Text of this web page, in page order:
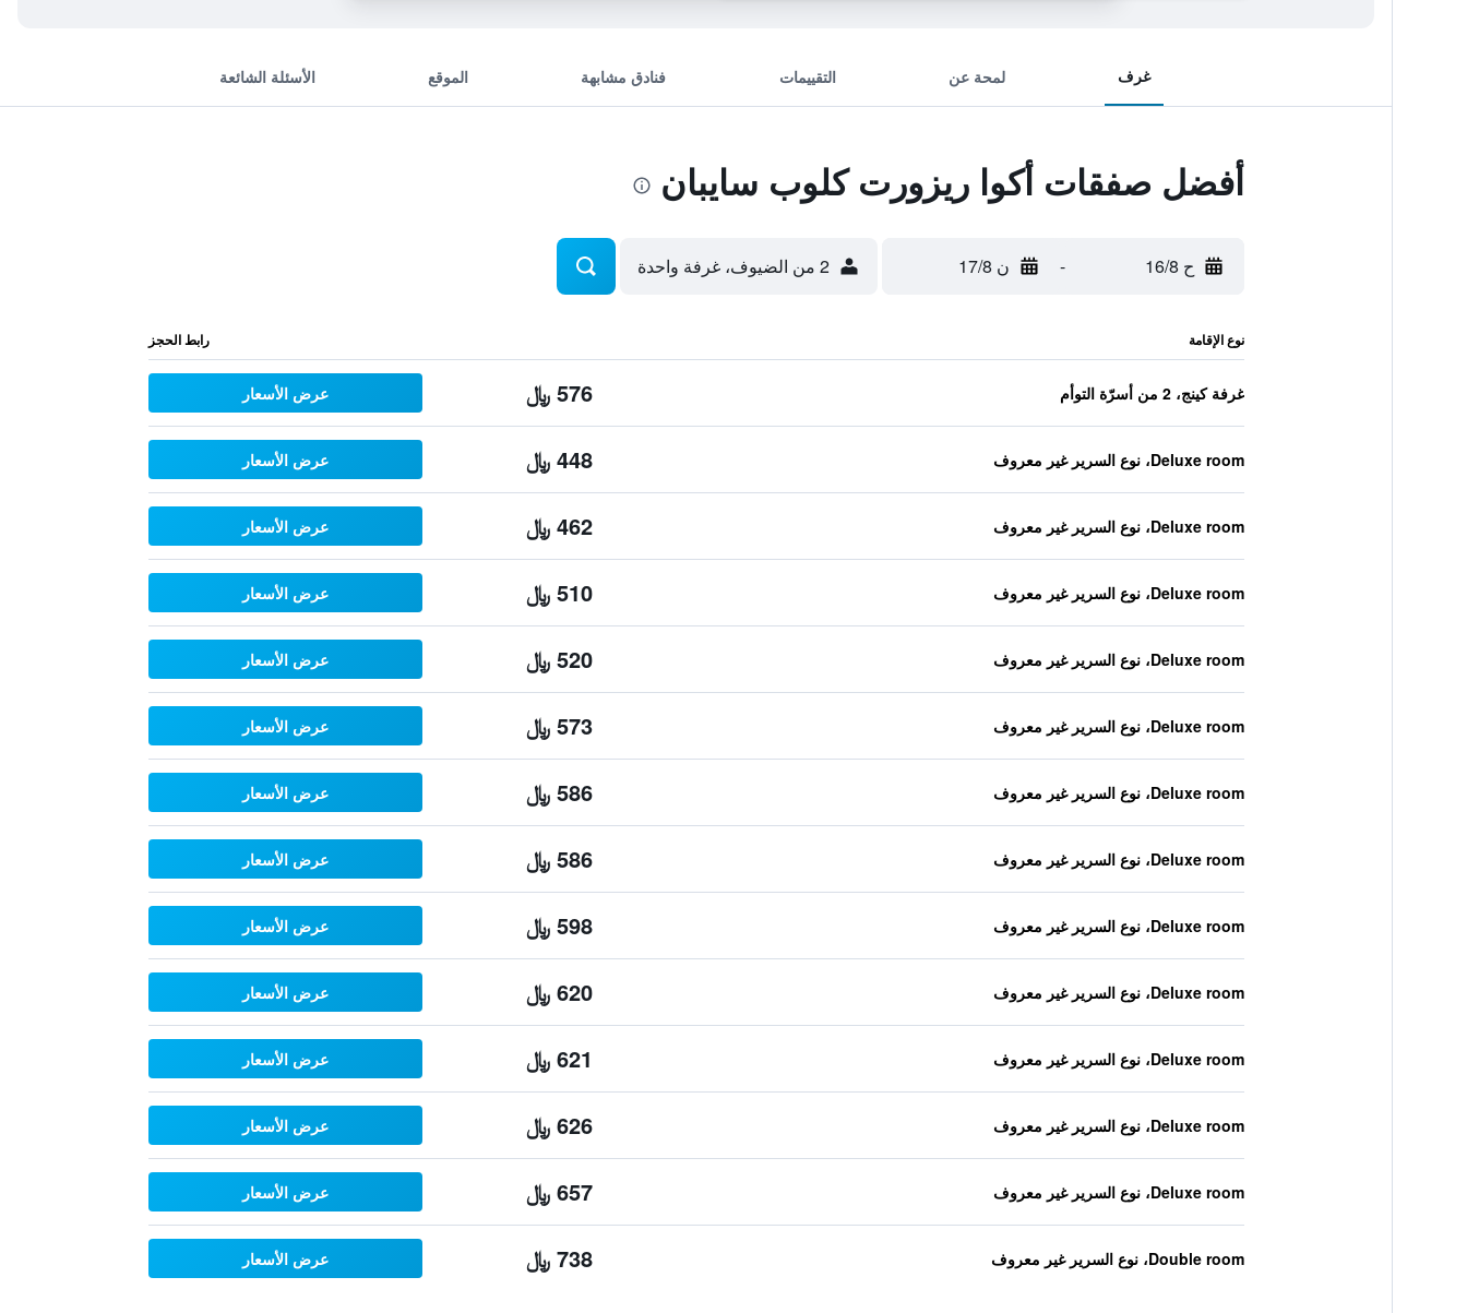
غرف لمحة عن التقييمات فنادق مشابهة الموقع الأسئلة الشائعة
أفضل صفقات أكوا ريزورت كلوب سايبان
ح 16/8 - ن 17/8 2 من الضيوف، غرفة واحدة
نوع الإقامة رابط الحجز
غرفة كينج، 2 من أسرّة التوأم 576 ﷼ عرض الأسعار
Deluxe room، نوع السرير غير معروف 448 ﷼ عرض الأسعار
Deluxe room، نوع السرير غير معروف 462 ﷼ عرض الأسعار
Deluxe room، نوع السرير غير معروف 510 ﷼ عرض الأسعار
Deluxe room، نوع السرير غير معروف 520 ﷼ عرض الأسعار
Deluxe room، نوع السرير غير معروف 573 ﷼ عرض الأسعار
Deluxe room، نوع السرير غير معروف 586 ﷼ عرض الأسعار
Deluxe room، نوع السرير غير معروف 586 ﷼ عرض الأسعار
Deluxe room، نوع السرير غير معروف 598 ﷼ عرض الأسعار
Deluxe room، نوع السرير غير معروف 620 ﷼ عرض الأسعار
Deluxe room، نوع السرير غير معروف 621 ﷼ عرض الأسعار
Deluxe room، نوع السرير غير معروف 626 ﷼ عرض الأسعار
Deluxe room، نوع السرير غير معروف 657 ﷼ عرض الأسعار
Double room، نوع السرير غير معروف 738 ﷼ عرض الأسعار